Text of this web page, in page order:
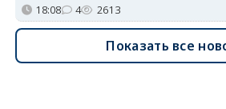
18:08 4 2613
Показать все